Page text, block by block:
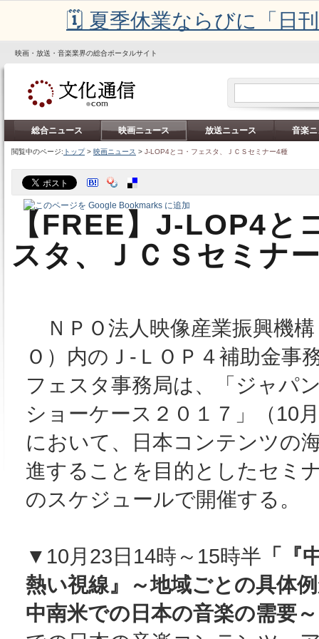
🗓️ 夏季休業ならびに「日
映画・放送・音楽業界の総合ポータルサイト
総合ニュース 映画ニュース 放送ニュース 音楽
閲覧中のページ: トップ> 映画ニュース > J-LOP4とコ・フェスタ、ＪＣＳセミナー4種
【FREE】J-LOP4と
スタ、ＪＣＳセミナ
ＮＰＯ法人映像産業振興機構
Ｏ）内のＪ‐ＬＯＰ４補助金事
フェスタ事務局は、「ジャパ
ショーケース２０１７」（10
において、日本コンテンツの
進することを目的としたセミ
のスケジュールで開催する。
▼10月23日14時～15時半 「『
熱い視線』～地域ごとの具体
中南米での日本の音楽の需要